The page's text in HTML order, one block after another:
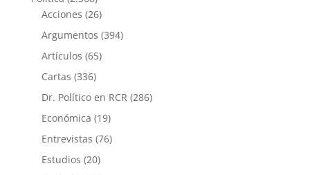
Acciones (26)
Argumentos (394)
Artículos (65)
Cartas (336)
Dr. Político en RCR (286)
Económica (19)
Entrevistas (76)
Estudios (20)